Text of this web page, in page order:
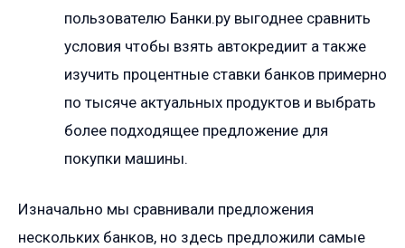
пользователю Банки.ру выгоднее сравнить
условия чтобы взять автокредиит а также
изучить процентные ставки банков примерно
по тысяче актуальных продуктов и выбрать
более подходящее предложение для
покупки машины.
Изначально мы сравнивали предложения
нескольких банков, но здесь предложили самые